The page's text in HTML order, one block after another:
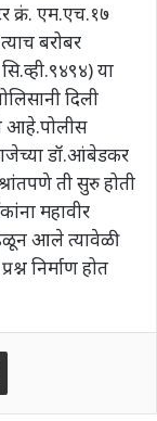
क्रं. एम.एच.१७
बरोबर
या
दिली
आहे.पोलीस
डॉ.आंबेडकर
ती सुरु होती
महावीर
आले त्यावेळी
निर्माण होत
Share via Email